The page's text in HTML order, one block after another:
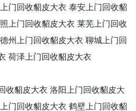
门回收貂皮大衣 泰安上门回收貂
上门回收貂皮大衣 莱芜上门回收
德州上门回收貂皮大衣 聊城上门回
荷泽上门回收貂皮大衣
收貂皮大衣 洛阳上门回收貂皮大
门回收貂皮大衣 鹤壁上门回收貂